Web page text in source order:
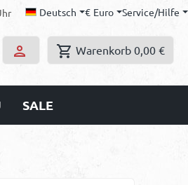
Deutsch € Euro Service/Hilfe
Warenkorb 0,00 €
SALE